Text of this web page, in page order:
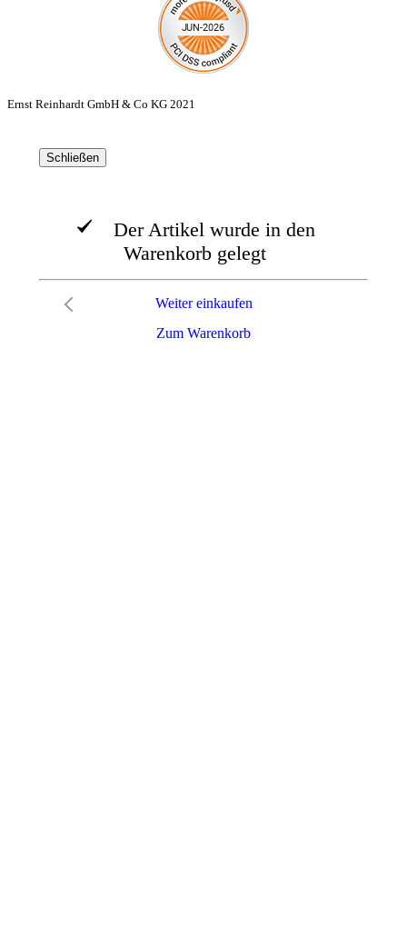
Ernst Reinhardt GmbH & Co KG 2021
Schließen
Der Artikel wurde in den
Warenkorb gelegt
Zum Warenkorb
Weiter einkaufen